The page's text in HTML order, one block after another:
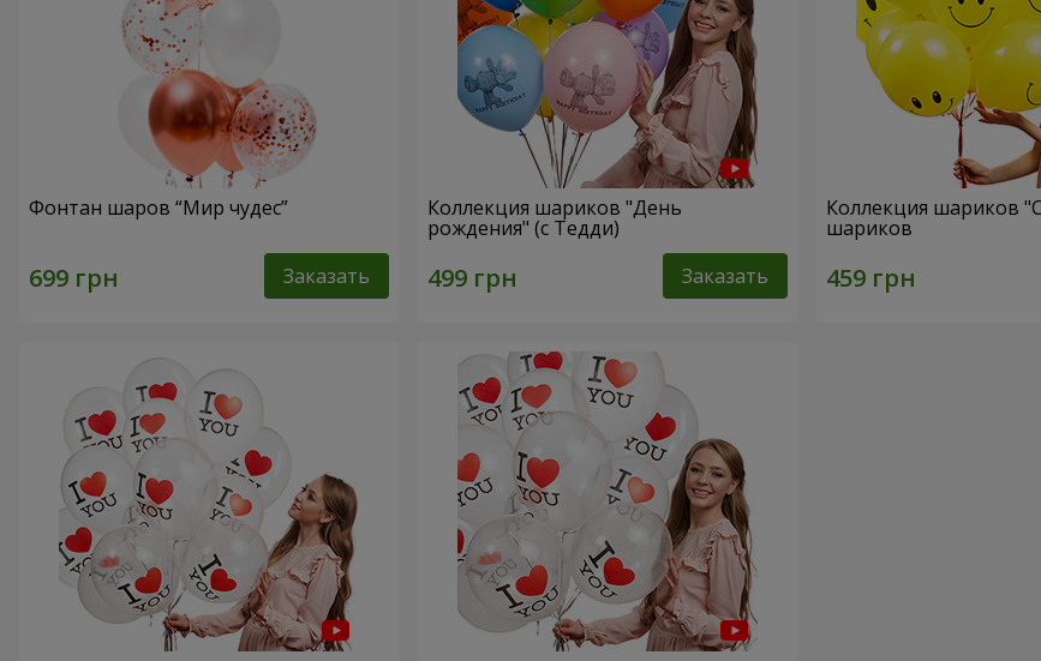
Фонтан шаров “Мир чудес”
Заказать
Коллекция шариков "День
рождения" (с Тедди)
Заказать
Коллекция шариков
шариков